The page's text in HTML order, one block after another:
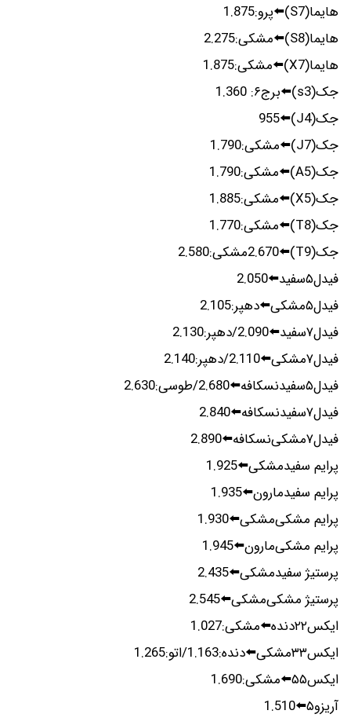
هایما(S7)⬅️پرو:1.875
هایما(S8)⬅️مشکی:2.275
هایما(X7)⬅️مشکی:1.875
جک(s3)⬅️برج۶: 1.360
جک(J4)⬅️955
جک(J7)⬅️مشکی:1.790
جک(A5)⬅️مشکی:1.790
جک(X5)⬅️مشکی:1.885
جک(T8)⬅️مشکی:1.770
جک(T9)⬅️2.670مشکی:2.580
فیدل۵سفید⬅️2.050
فیدل۵مشکی⬅️دهپر:2.105
فیدل۷سفید⬅️2.090/دهپر:2.130
فیدل۷مشکی⬅️2.110/دهپر:2.140
فیدل۵سفیدنسکافه⬅️2.680/طوسی:2.630
فیدل۷سفیدنسکافه⬅️2.840
فیدل۷مشکی‌نسکافه⬅️2.890
پرایم سفیدمشکی⬅️1.925
پرایم سفیدمارون⬅️1.935
پرایم مشکی‌مشکی⬅️1.930
پرایم مشکی‌مارون⬅️1.945
پرستیژ سفیدمشکی⬅️2.435
پرستیژ مشکی‌مشکی⬅️2.545
ایکس۲۲دنده⬅️مشکی‌:1.027
ایکس۳۳مشکی⬅️دنده:1.163/اتو:1.265
ایکس۵۵⬅️مشکی:1.690
آریزو۵⬅️1.510